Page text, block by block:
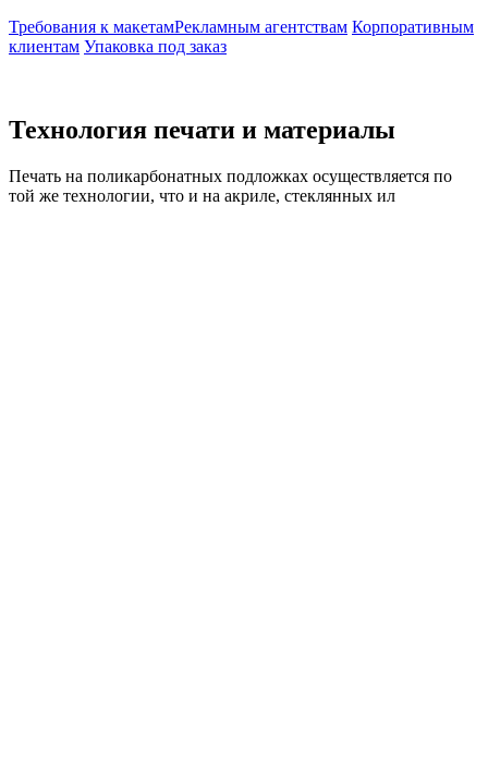
Требования к макетамРекламным агентствам Корпоративным
клиентам Упаковка под заказ
Технология печати и материалы
Печать на поликарбонатных подложках осуществляется по
той же технологии, что и на акриле, стеклянных ил